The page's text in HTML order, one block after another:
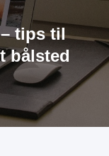
tips til
bålsted